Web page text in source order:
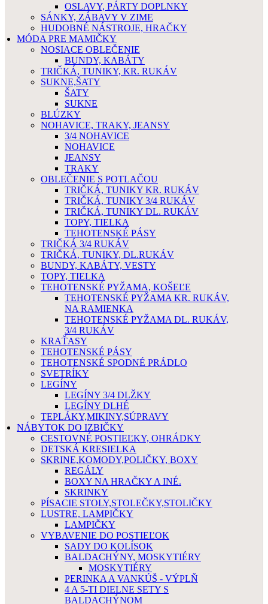
OSLAVY, PÁRTY DOPLNKY
SÁNKY, ZÁBAVY V ZIME
HUDOBNÉ NÁSTROJE, HRAČKY
MÓDA PRE MAMIČKY
NOSIACE OBLEČENIE
BUNDY, KABÁTY
TRIČKÁ, TUNIKY, KR. RUKÁV
SUKNE,ŠATY
ŠATY
SUKNE
BLÚZKY
NOHAVICE, TRAKY, JEANSY
3/4 NOHAVICE
NOHAVICE
JEANSY
TRAKY
OBLEČENIE S POTLAČOU
TRIČKÁ, TUNIKY KR. RUKÁV
TRIČKÁ, TUNIKY 3/4 RUKÁV
TRIČKÁ, TUNIKY DL. RUKÁV
TOPY, TIELKA
TEHOTENSKÉ PÁSY
TRIČKÁ 3/4 RUKÁV
TRIČKÁ, TUNIKY, DL.RUKÁV
BUNDY, KABÁTY, VESTY
TOPY, TIELKA
TEHOTENSKÉ PYŽAMA, KOŠEĽE
TEHOTENSKÉ PYŽAMA KR. RUKÁV,
NA RAMIENKA
TEHOTENSKÉ PYŽAMA DL. RUKÁV,
3/4 RUKÁV
KRAŤASY
TEHOTENSKÉ PÁSY
TEHOTENSKÉ SPODNÉ PRÁDLO
SVETRÍKY
LEGÍNY
LEGÍNY 3/4 DLŽKY
LEGÍNY DLHÉ
TEPLÁKY,MIKINY,SÚPRAVY
NÁBYTOK DO IZBIČKY
CESTOVNÉ POSTIEĽKY, OHRÁDKY
DETSKÁ KRESIELKA
SKRINE,KOMODY,POLIČKY, BOXY
REGÁLY
BOXY NA HRAČKY A INÉ.
SKRINKY
PÍSACIE STOLY,STOLEČKY,STOLIČKY
LUSTRE, LAMPIČKY
LAMPIČKY
VYBAVENIE DO POSTIEĽOK
SADY DO KOLÍSOK
BALDACHÝNY, MOSKYTIÉRY
MOSKYTIÉRY
PERINKA A VANKÚŠ - VÝPLŇ
4 A 5-TI DIELNE SETY S
BALDACHÝNOM